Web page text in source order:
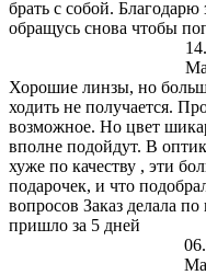
брать с собой.
обращусь снова чтобы
Хорошие линзы, но
ходить не получается.
возможное. Но цвет
вполне подойдут. В
хуже по качеству , эти
подарочек, и что
вопросов Заказ делала
пришло за 5 дней